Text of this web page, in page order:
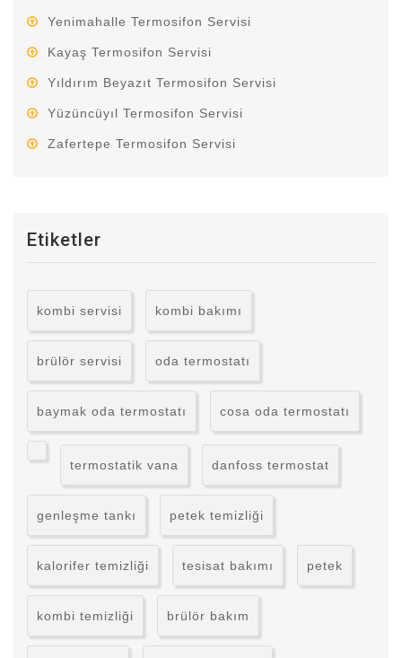
Yenimahalle Termosifon Servisi
Kayaş Termosifon Servisi
Yıldırım Beyazıt Termosifon Servisi
Yüzüncüyıl Termosifon Servisi
Zafertepe Termosifon Servisi
Etiketler
kombi servisi kombi bakımı
brülör servisi oda termostatı
baymak oda termostatı cosa oda termostatı
termostatik vana danfoss termostat
genleşme tankı petek temizliği
kalorifer temizliği tesisat bakımı petek
kombi temizliği brülör bakım